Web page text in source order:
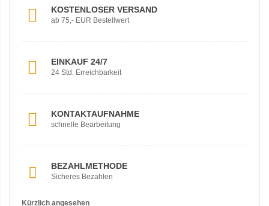
KOSTENLOSER VERSAND
ab 75,- EUR Bestellwert
EINKAUF 24/7
24 Std. Erreichbarkeit
KONTAKTAUFNAHME
schnelle Bearbeitung
BEZAHLMETHODE
Sicheres Bezahlen
Kürzlich angesehen